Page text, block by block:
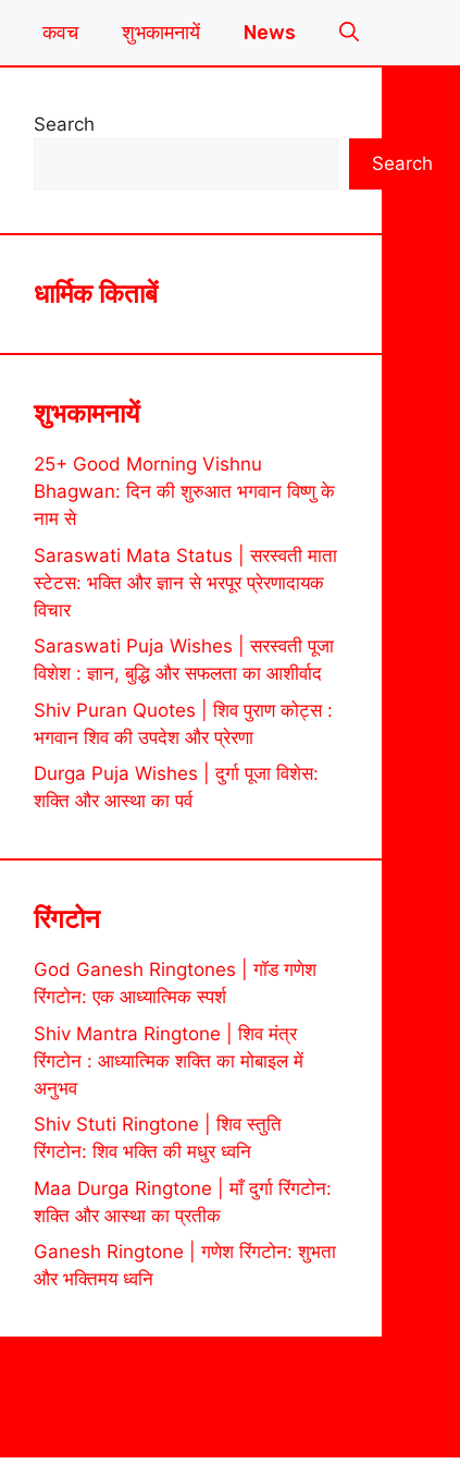
कवच शुभकामनायें News
Search
Search
धार्मिक किताबें
शुभकामनायें
25+ Good Morning Vishnu
Bhagwan: दिन की शुरुआत भगवान विष्णु के
नाम से
Saraswati Mata Status | सरस्वती माता
स्टेटस: भक्ति और ज्ञान से भरपूर प्रेरणादायक
विचार
Saraswati Puja Wishes | सरस्वती पूजा
विशेश : ज्ञान, बुद्धि और सफलता का आशीर्वाद
Shiv Puran Quotes | शिव पुराण कोट्स :
भगवान शिव की उपदेश और प्रेरणा
Durga Puja Wishes | दुर्गा पूजा विशेस:
शक्ति और आस्था का पर्व
रिंगटोन
God Ganesh Ringtones | गॉड गणेश
रिंगटोन: एक आध्यात्मिक स्पर्श
Shiv Mantra Ringtone | शिव मंत्र
रिंगटोन : आध्यात्मिक शक्ति का मोबाइल में
अनुभव
Shiv Stuti Ringtone | शिव स्तुति
रिंगटोन: शिव भक्ति की मधुर ध्वनि
Maa Durga Ringtone | माँ दुर्गा रिंगटोन:
शक्ति और आस्था का प्रतीक
Ganesh Ringtone | गणेश रिंगटोन: शुभता
और भक्तिमय ध्वनि